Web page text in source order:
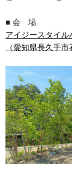
■ 会 場
アイジースタイル
（愛知県長久手市